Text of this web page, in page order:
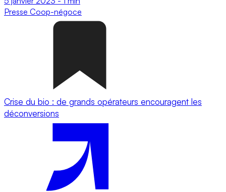
Presse Coop-négoce
Crise du bio : de grands opérateurs encouragent les
déconversions